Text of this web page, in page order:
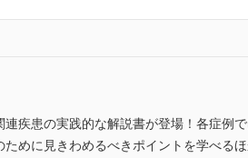
疾患の実践的な解説書が登場！各症例
めに見きわめるべきポイントを学べる